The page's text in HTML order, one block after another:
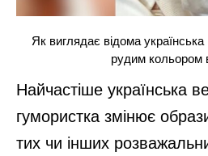
Як виглядає відома українська
рудим кольором
Найчастіше українська
гумористка змінює
тих чи інших